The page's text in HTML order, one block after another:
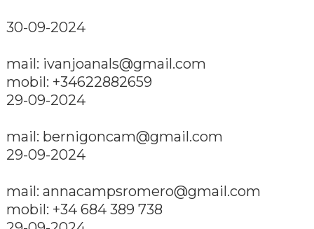
30-09-2024
mail: ivanjoanals@gmail.com
mobil: +34622882659
29-09-2024
mail: bernigoncam@gmail.com
29-09-2024
mail: annacampsromero@gmail.com
mobil: +34 684 389 738